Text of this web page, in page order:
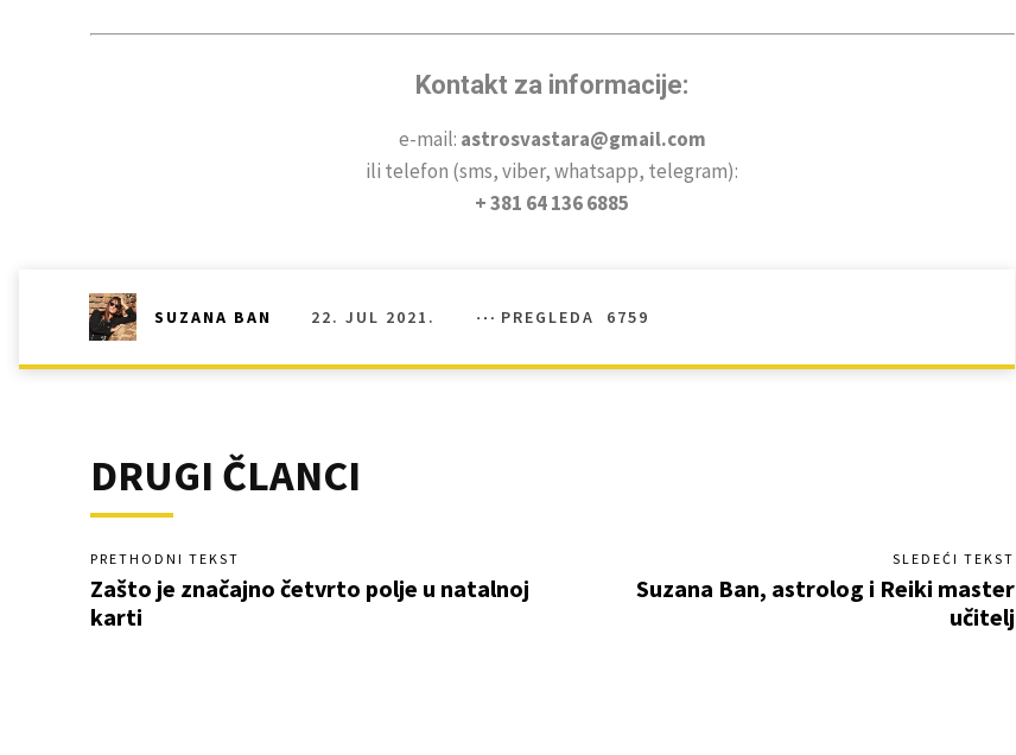
Kontakt za informacije:
e-mail: astrosvastara@gmail.com
ili telefon (sms, viber, whatsapp, telegram):
+ 381 64 136 6885
SUZANA BAN 22. JUL 2021. PREGLEDA 6759
DRUGI ČLANCI
PRETHODNI TEKST
Zašto je značajno četvrto polje u natalnoj
karti
SLEDEĆI TEKST
Suzana Ban, astrolog i Reiki master
učitelj